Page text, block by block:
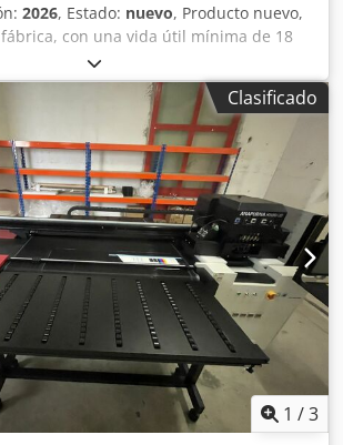
2026, Estado: nuevo, Producto nuevo,
con una vida útil mínima de 18
Ahaja Película AGFA / ECO 3 HNS
60 m 33,8 cm de ancho, 60 m de largo
BD Código: 4LGNQ Compatible con
por ejemplo, AccuSet y Avantra 25 /
de luz roja de 650-670 nm.
Clasificado
1 /3